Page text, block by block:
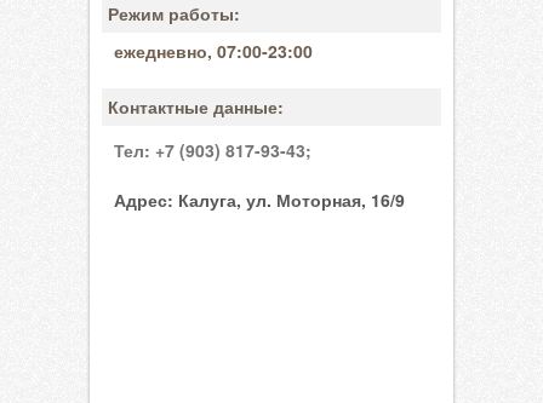
Режим работы:
ежедневно, 07:00-23:00
Контактные данные:
Тел: +7 (903) 817-93-43;
Адрес: Калуга, ул. Моторная, 16/9